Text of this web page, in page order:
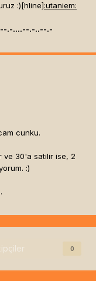
:)[hline]:utaniem:
.-....--.-..--.-
cunku.
ve 30'a satilir ise, 2
:)
0